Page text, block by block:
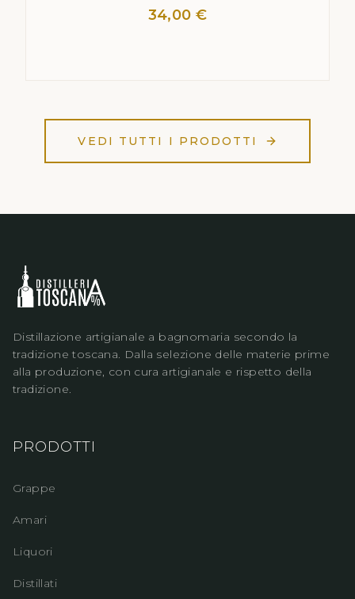
34,00 €
VEDI TUTTI I PRODOTTI
Distillazione artigianale a bagnomaria secondo la
tradizione toscana. Dalla selezione delle materie prime
alla produzione, con cura artigianale e rispetto della
tradizione.
PRODOTTI
Grappe
Amari
Liquori
Distillati